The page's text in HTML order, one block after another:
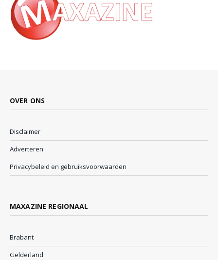
OVER ONS
Disclaimer
Adverteren
Privacybeleid en gebruiksvoorwaarden
MAXAZINE REGIONAAL
Brabant
Gelderland